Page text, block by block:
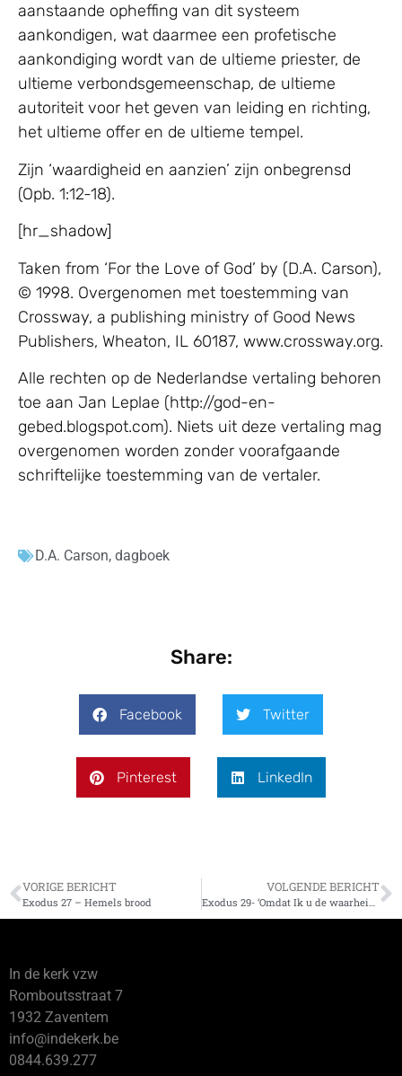
aanstaande opheffing van dit systeem
aankondigen, wat daarmee een profetische
aankondiging wordt van de ultieme priester, de
ultieme verbondsgemeenschap, de ultieme
autoriteit voor het geven van leiding en richting,
het ultieme offer en de ultieme tempel.
Zijn ‘waardigheid en aanzien’ zijn onbegrensd
(Opb. 1:12-18).
[hr_shadow]
Taken from ‘For the Love of God’ by (D.A. Carson),
© 1998. Overgenomen met toestemming van
Crossway, a publishing ministry of Good News
Publishers, Wheaton, IL 60187, www.crossway.org.
Alle rechten op de Nederlandse vertaling behoren
toe aan Jan Leplae (http://god-en-
gebed.blogspot.com). Niets uit deze vertaling mag
overgenomen worden zonder voorafgaande
schriftelijke toestemming van de vertaler.
D.A. Carson, dagboek
Share:
Facebook Twitter
Pinterest LinkedIn
VORIGE BERICHT
Exodus 27 – Hemels brood
VOLGENDE BERICHT
Exodus 29- ‘Omdat Ik u de waarheid zeg – Mij gelooft gij niet’
In de kerk vzw
Romboutsstraat 7
1932 Zaventem
info@indekerk.be
0844.639.277